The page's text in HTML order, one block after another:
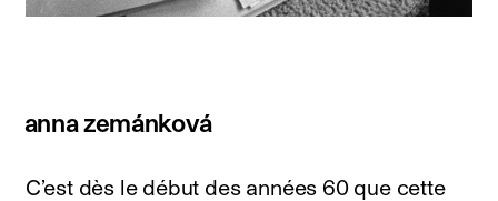
anna zemánková
C’est dès le début des années 60 que cette